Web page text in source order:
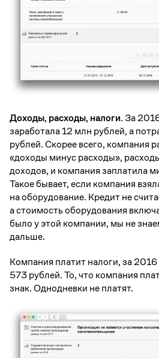
Доходы, расходы, налоги. За
заработала 12 млн рублей, а
рублей. Скорее всего, компания
«доходы минус расходы»,
доходов, и компания заплатила
Такое бывает, если компания
на оборудование. Кредит не
а стоимость оборудования
было у этой компании, мы не
дальше.
Компания платит налоги, за
573 рублей. То, что компания
знак. Однодневки не платят.